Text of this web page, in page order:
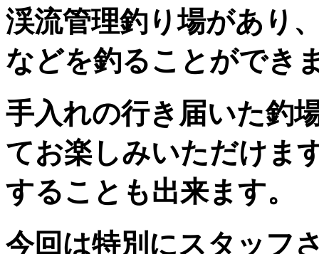
渓流管理釣り場があり
などを釣ることができ
手入れの行き届いた釣
てお楽しみいただけま
することも出来ます。
今回は特別にスタッフ